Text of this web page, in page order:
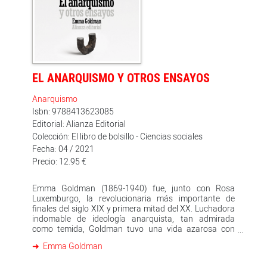
EL ANARQUISMO Y OTROS ENSAYOS
Anarquismo
Isbn: 9788413623085
Editorial: Alianza Editorial
Colección: El libro de bolsillo - Ciencias sociales
Fecha: 04 / 2021
Precio: 12.95 €
Emma Goldman (1869-1940) fue, junto con Rosa
Luxemburgo, la revolucionaria más importante de
finales del siglo XIX y primera mitad del XX. Luchadora
indomable de ideología anarquista, tan admirada
como temida, Goldman tuvo una vida azarosa con
una fuente fundamental para el activismo social,
Emma Goldman